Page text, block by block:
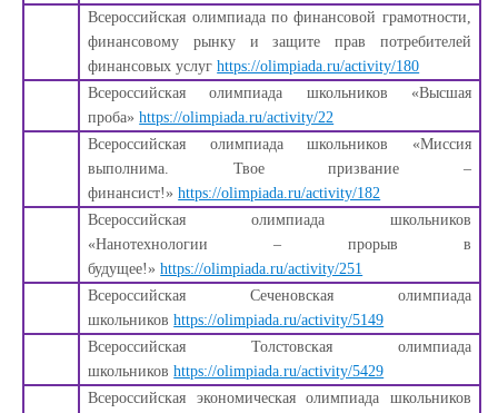
Всероссийская олимпиада по финансовой грамотности,
финансовому рынку и защите прав потребителей
финансовых услугhttps://olimpiada.ru/activity/180
Всероссийская олимпиада школьников «Высшая
проба»https://olimpiada.ru/activity/22
Всероссийская олимпиада школьников «Миссия
выполнима. Твое призвание –
финансист!»https://olimpiada.ru/activity/182
Всероссийская олимпиада школьников
«Нанотехнологии – прорыв в
будущее!»https://olimpiada.ru/activity/251
Всероссийская Сеченовская олимпиада
школьниковhttps://olimpiada.ru/activity/5149
Всероссийская Толстовская олимпиада
школьниковhttps://olimpiada.ru/activity/5429
Всероссийская экономическая олимпиада школьников